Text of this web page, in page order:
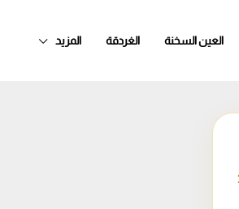
العين السخنة الغردقة المزيد